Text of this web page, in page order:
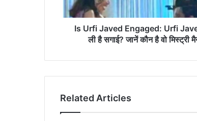
ली
कौन
मैन...
Is Urfi Javed Engaged: Urfi
ली है सगाई? जानें कौन है वो मिस्ट्री
Related Articles